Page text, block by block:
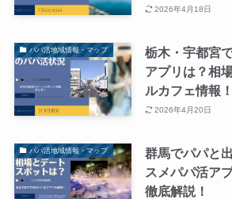
2026年4月18日
パパ活地域情報・マップ
栃木・宇都宮
アプリは？相
ルカフェ情報！
2026年4月20日
パパ活地域情報・マップ
群馬でパパと
スメパパ活ア
徹底解説！